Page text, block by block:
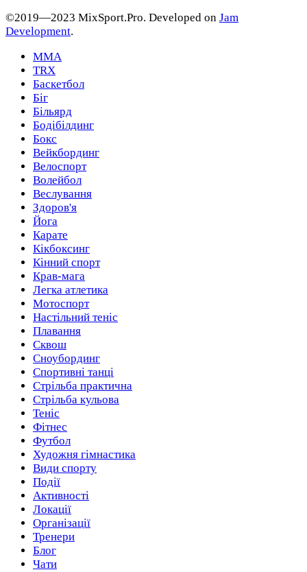
©2019—2023 MixSport.Pro. Developed on Jam
Development.
MMA
TRX
Баскетбол
Біг
Більярд
Бодібілдинг
Бокс
Вейкбординг
Велоспорт
Волейбол
Веслування
Здоров'я
Йога
Карате
Кікбоксинг
Кінний спорт
Крав-мага
Легка атлетика
Мотоспорт
Настільний теніс
Плавання
Сквош
Сноубординг
Спортивні танці
Стрільба практична
Стрільба кульова
Теніс
Фітнес
Футбол
Художня гімнастика
Види спорту
Події
Активності
Локації
Організації
Тренери
Блог
Чати